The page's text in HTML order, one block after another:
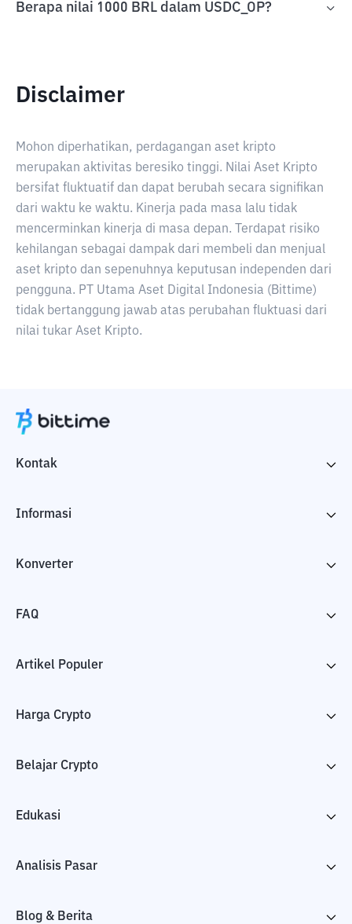
Berapa nilai 1000 BRL dalam USDC_OP?
Disclaimer
Mohon diperhatikan, perdagangan aset kripto
merupakan aktivitas beresiko tinggi. Nilai Aset Kripto
bersifat fluktuatif dan dapat berubah secara signifikan
dari waktu ke waktu. Kinerja pada masa lalu tidak
mencerminkan kinerja di masa depan. Terdapat risiko
kehilangan sebagai dampak dari membeli dan menjual
aset kripto dan sepenuhnya keputusan independen dari
pengguna. PT Utama Aset Digital Indonesia (Bittime)
tidak bertanggung jawab atas perubahan fluktuasi dari
nilai tukar Aset Kripto.
Kontak
Informasi
Konverter
FAQ
Artikel Populer
Harga Crypto
Belajar Crypto
Edukasi
Analisis Pasar
Blog & Berita